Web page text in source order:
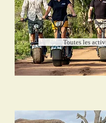
Explorations
Toutes les